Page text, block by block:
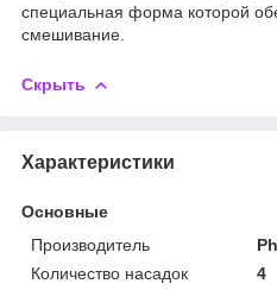
специальная форма которой
смешивание.
Скрыть
Характеристики
Основные
Производитель
Количество насадок
4